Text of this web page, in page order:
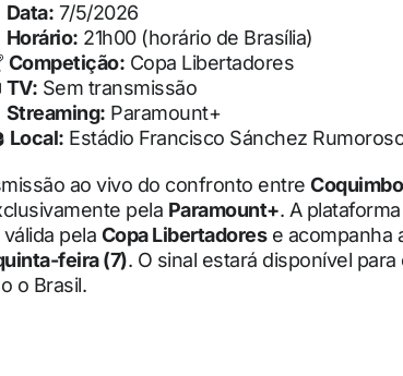
Data: 7/5/2026
Horário: 21h00 (horário de Brasília)
Competição: Copa Libertadores
TV: Sem transmissão
Streaming: Paramount+
Local: Estádio Francisco Sánchez
ao vivo do confronto entre
pela Paramount+. A
pela Copa Libertadorese acompanha
feira (7). O sinal estará disponível
o Brasil.